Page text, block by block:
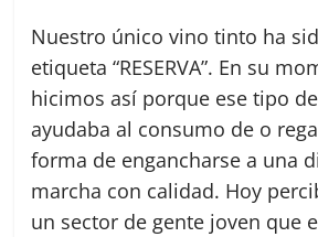
Nuestro único vino tinto ha
etiqueta “RESERVA”. En su
hicimos así porque ese tipo
ayudaba al consumo de o
forma de engancharse a una
marcha con calidad. Hoy
un sector de gente joven que